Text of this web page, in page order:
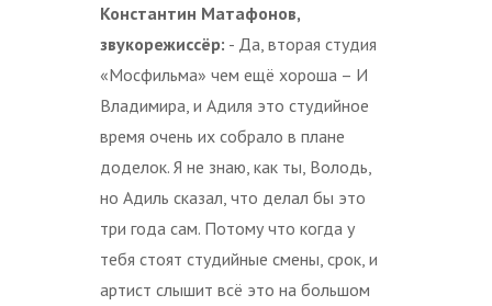
Константин Матафонов,
звукорежиссёр: - Да, вторая студия
«Мосфильма» чем ещё хороша – И
Владимира, и Адиля это студийное
время очень их собрало в плане
доделок. Я не знаю, как ты, Володь,
но Адиль сказал, что делал бы это
три года сам. Потому что когда у
тебя стоят студийные смены, срок, и
артист слышит всё это на большом